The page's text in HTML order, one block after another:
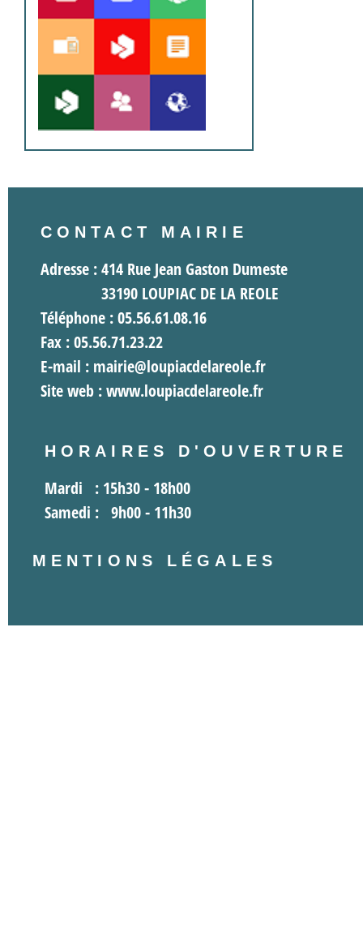
CONTACT MAIRIE
Adresse : 414 Rue Jean Gaston Dumeste
33190 LOUPIAC DE LA REOLE
Téléphone : 05.56.61.08.16
Fax : 05.56.71.23.22
E-mail : mairie@loupiacdelareole.fr
Site web : www.loupiacdelareole.fr
HORAIRES D'OUVERTURE
Mardi : 15h30 - 18h00
Samedi : 9h00 - 11h30
MENTIONS LÉGALES